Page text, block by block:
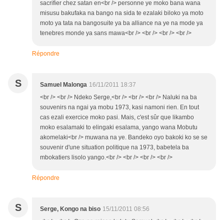
sacrifier chez satan en<br /> personne ye moko bana wana
misusu bakufaka na bango na sida te ezalaki biloko ya moto
moto ya tata na bangosuite ya ba alliance na ye na mode ya
tenebres monde ya sans mawa<br /> <br /> <br /> <br />
Répondre
S Samuel Malonga 16/11/2011 18:37
<br /> <br /> Ndeko Serge,<br /> <br /> <br /> Naluki na ba
souvenirs na ngai ya mobu 1973, kasi namoni rien. En tout
cas ezali exercice moko pasi. Mais, c'est sûr que likambo
moko esalamaki to elingaki esalama, yango wana Mobutu
akomelaki<br /> muwana na ye. Bandeko oyo bakoki ko se se
souvenir d'une situation politique na 1973, babetela ba
mbokatiers lisolo yango.<br /> <br /> <br /> <br />
Répondre
S Serge, Kongo na biso 15/11/2011 08:56